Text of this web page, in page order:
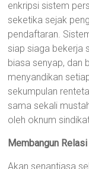
enkripsi sistem
seketika sejak
pendaftaran.
siap siaga bekerja
biasa senyap, dan
menyandikan
sekumpulan
sama sekali
oleh oknum
Membangun
Akan senantiasa